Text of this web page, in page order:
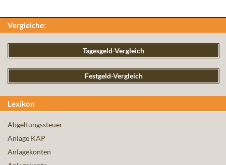
Vergleiche:
Tagesgeld-Vergleich
Festgeld-Vergleich
Lexikon
Abgeltungssteuer
Anlage KAP
Anlagekonten